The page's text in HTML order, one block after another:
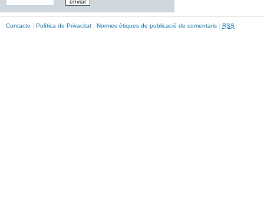
Contacte | Política de Privacitat | Normes ètiques de publicació de comentaris | RSS